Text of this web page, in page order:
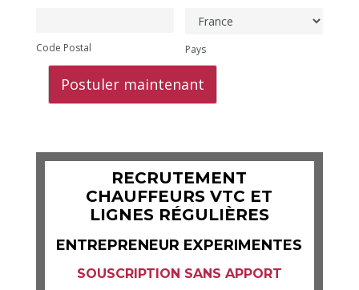
Code Postal Pays
Postuler maintenant
RECRUTEMENT
CHAUFFEURS VTC ET
LIGNES RÉGULIÈRES
ENTREPRENEUR EXPERIMENTES
SOUSCRIPTION SANS APPORT